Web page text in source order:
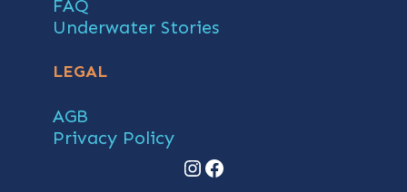
FAQ
Underwater Stories
LEGAL
AGB
Privacy Policy
Instagram
Facebook